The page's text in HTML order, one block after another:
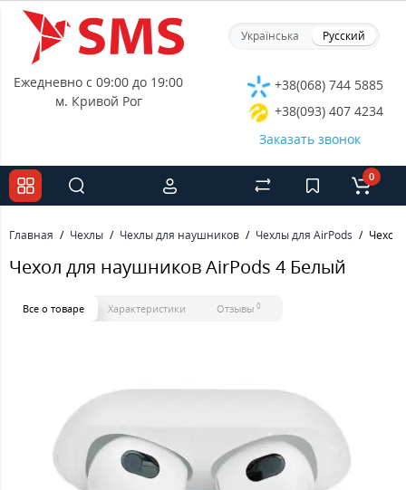
Українська Русский
Ежедневно с 09:00 до 19:00
м. Кривой Рог
+38(068) 744 5885
+38(093) 407 4234
Заказать звонок
0
Главная Чехлы Чехлы для наушников Чехлы для AirPods Чехол
Чехол для наушников AirPods 4 Белый
Все о товаре Характеристики Отзывы 0